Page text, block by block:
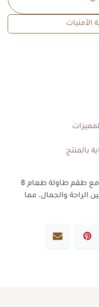
الأمنيات
بالمنتج
استمتع بتجربة تناول الطعام الفاخرة مع طقم طاولة طعام 8
والجمال، مما